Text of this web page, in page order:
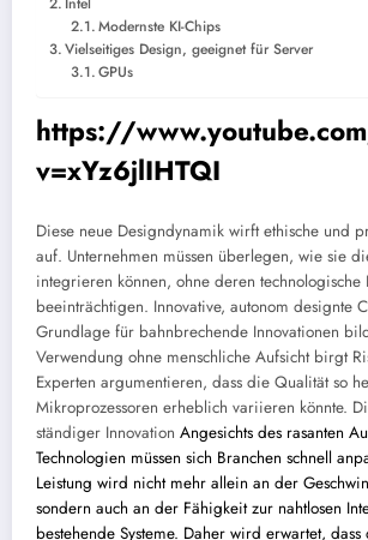
Modernste KI-Chips
Vielseitiges Design, geeignet für Server
GPUs
https://
v=xYz6jlIHTQI
Diese neue Designdynamik wirft ethische und
auf. Unternehmen müssen überlegen, wie sie
integrieren können, ohne deren technologische
beeinträchtigen. Innovative, autonom designte
Grundlage für bahnbrechende Innovationen
Verwendung ohne menschliche Aufsicht birgt
Experten argumentieren, dass die Qualität so
Mikroprozessoren erheblich variieren könnte.
ständiger Innovation Angesichts des rasanten
Technologien müssen sich Branchen schnell
Leistung wird nicht mehr allein an der
sondern auch an der Fähigkeit zur nahtlosen
bestehende Systeme. Daher wird erwartet,